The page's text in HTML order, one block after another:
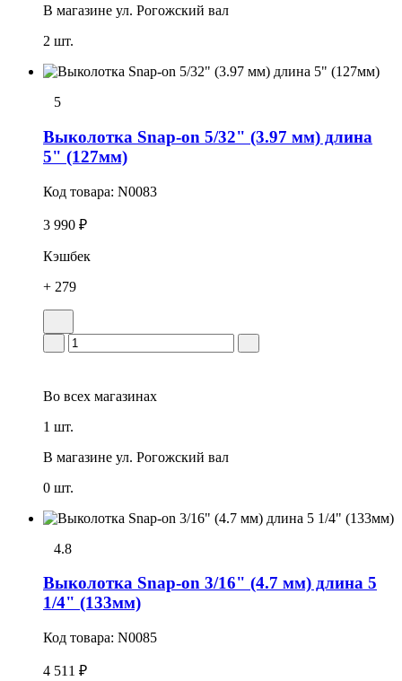
В магазине ул. Рогожский вал
2 шт.
5
Выколотка Snap-on 5/32" (3.97 мм) длина
5" (127мм)
Код товара: N0083
3 990 ₽
Кэшбек
+ 279
Во всех магазинах
1 шт.
В магазине ул. Рогожский вал
0 шт.
4.8
Выколотка Snap-on 3/16" (4.7 мм) длина 5
1/4" (133мм)
Код товара: N0085
4 511 ₽